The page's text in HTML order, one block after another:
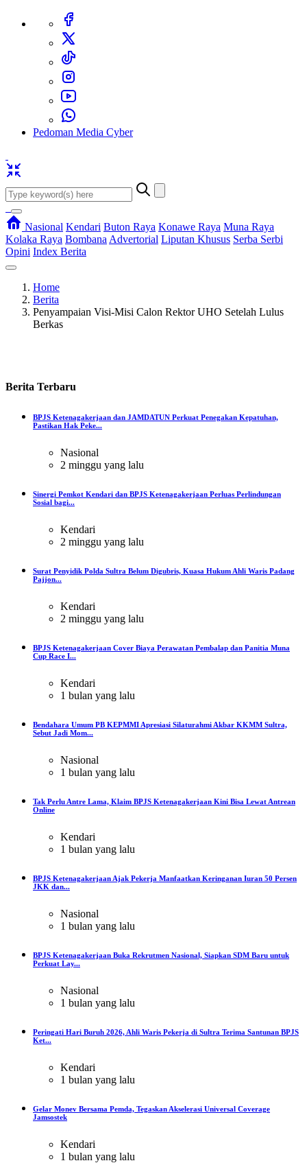
Pedoman Media Cyber
Nasional Kendari Buton Raya Konawe Raya Muna Raya
Kolaka Raya Bombana Advertorial Liputan Khusus Serba Serbi
Opini Index Berita
Home
Berita
Penyampaian Visi-Misi Calon Rektor UHO Setelah Lulus
Berkas
Berita Terbaru
BPJS Ketenagakerjaan dan JAMDATUN Perkuat Penegakan Kepatuhan,
Pastikan Hak Peke...
Nasional
2 minggu yang lalu
Sinergi Pemkot Kendari dan BPJS Ketenagakerjaan Perluas Perlindungan
Sosial bagi...
Kendari
2 minggu yang lalu
Surat Penyidik Polda Sultra Belum Digubris, Kuasa Hukum Ahli Waris Padang
Pajjon...
Kendari
2 minggu yang lalu
BPJS Ketenagakerjaan Cover Biaya Perawatan Pembalap dan Panitia Muna
Cup Race I...
Kendari
1 bulan yang lalu
Bendahara Umum PB KEPMMI Apresiasi Silaturahmi Akbar KKMM Sultra,
Sebut Jadi Mom...
Nasional
1 bulan yang lalu
Tak Perlu Antre Lama, Klaim BPJS Ketenagakerjaan Kini Bisa Lewat Antrean
Online
Kendari
1 bulan yang lalu
BPJS Ketenagakerjaan Ajak Pekerja Manfaatkan Keringanan Iuran 50 Persen
JKK dan...
Nasional
1 bulan yang lalu
BPJS Ketenagakerjaan Buka Rekrutmen Nasional, Siapkan SDM Baru untuk
Perkuat Lay...
Nasional
1 bulan yang lalu
Peringati Hari Buruh 2026, Ahli Waris Pekerja di Sultra Terima Santunan BPJS
Ket...
Kendari
1 bulan yang lalu
Gelar Monev Bersama Pemda, Tegaskan Akselerasi Universal Coverage
Jamsostek
Kendari
1 bulan yang lalu